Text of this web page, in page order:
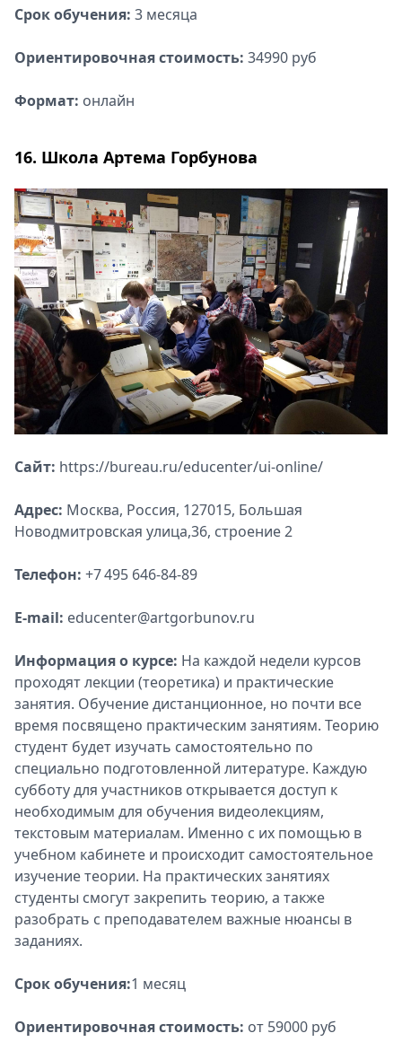
Срок обучения: 3 месяца
Ориентировочная стоимость: 34990 руб
Формат: онлайн
16. Школа Артема Горбунова
Сайт: https://bureau.ru/educenter/ui-online/
Адрес: Москва, Россия, 127015, Большая
Новодмитровская улица,36, строение 2
Телефон: +7 495 646‑84‑89
E-mail: educenter@artgorbunov.ru
Информация о курсе: На каждой недели курсов
проходят лекции (теоретика) и практические
занятия. Обучение дистанционное, но почти все
время посвящено практическим занятиям. Теорию
студент будет изучать самостоятельно по
специально подготовленной литературе. Каждую
субботу для участников открывается доступ к
необходимым для обучения видеолекциям,
текстовым материалам. Именно с их помощью в
учебном кабинете и происходит самостоятельное
изучение теории. На практических занятиях
студенты смогут закрепить теорию, а также
разобрать с преподавателем важные нюансы в
заданиях.
Срок обучения:1 месяц
Ориентировочная стоимость: от 59000 руб